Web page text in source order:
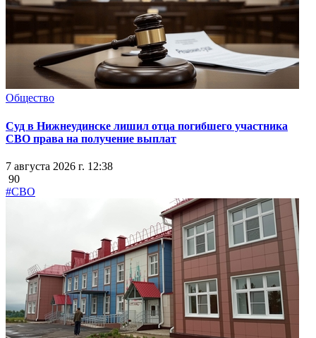
Общество
Суд в Нижнеудинске лишил отца погибшего участника
СВО права на получение выплат
7 августа 2026 г. 12:38
90
#СВО